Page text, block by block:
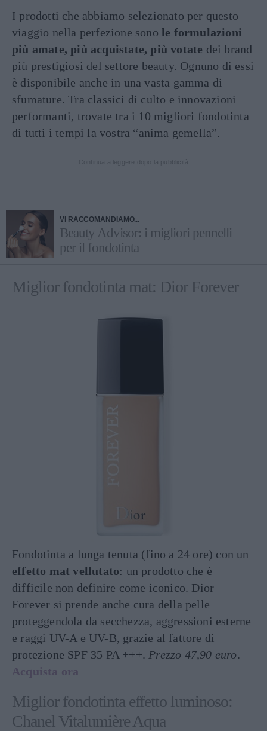
I prodotti che abbiamo selezionato per questo
viaggio nella perfezione sono le formulazioni
più amate, più acquistate, più votate dei brand
più prestigiosi del settore beauty. Ognuno di essi
è disponibile anche in una vasta gamma di
sfumature. Tra classici di culto e innovazioni
performanti, trovate tra i 10 migliori fondotinta
di tutti i tempi la vostra “anima gemella”.
VI RACCOMANDIAMO...
Beauty Advisor: i migliori pennelli
per il fondotinta
Miglior fondotinta mat: Dior Forever
Fondotinta a lunga tenuta (fino a 24 ore) con un
effetto mat vellutato: un prodotto che è
difficile non definire come iconico. Dior
Forever si prende anche cura della pelle
proteggendola da secchezza, aggressioni esterne
e raggi UV-A e UV-B, grazie al fattore di
protezione SPF 35 PA +++. Prezzo 47,90 euro.
Acquista ora
Miglior fondotinta effetto luminoso:
Chanel Vitalumière Aqua